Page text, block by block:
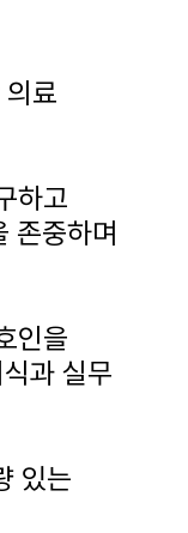
료
하고
존중하며
인을
과 실무
있는